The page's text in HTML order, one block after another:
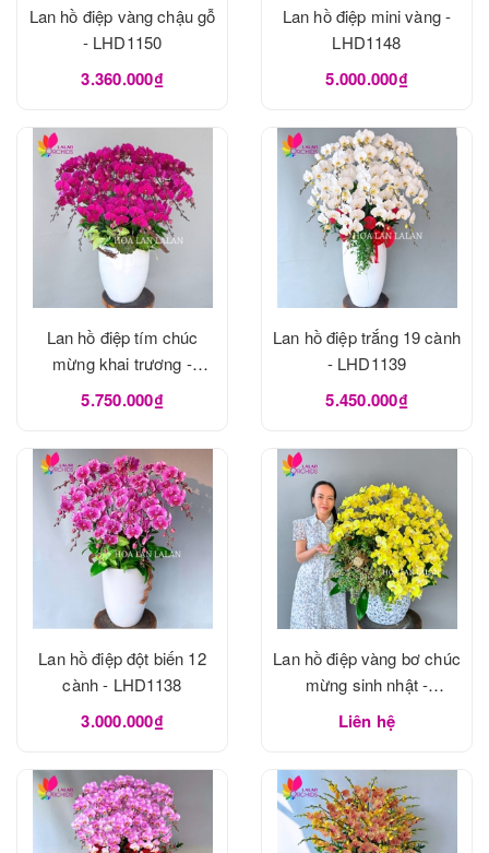
Lan hồ điệp vàng chậu gỗ
- LHD1150
3.360.000₫
Lan hồ điệp mini vàng -
LHD1148
5.000.000₫
Lan hồ điệp tím chúc
mừng khai trương -
LHD1140
5.750.000₫
Lan hồ điệp trắng 19 cành
- LHD1139
5.450.000₫
Lan hồ điệp đột biến 12
cành - LHD1138
3.000.000₫
Lan hồ điệp vàng bơ chúc
mừng sinh nhật -
LHD1133
Liên hệ